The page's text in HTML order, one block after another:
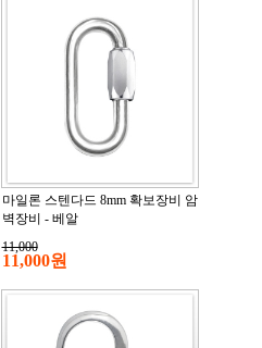
마일론 스텐다드 8mm 확보장비 암
벽장비 - 베알
11,000
11,000원